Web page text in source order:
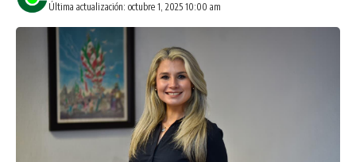
Última actualización: octubre 1, 2025 10:00 am